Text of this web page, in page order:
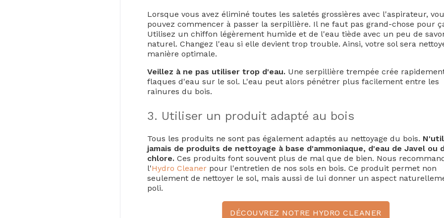
Lorsque vous avez éliminé toutes les saletés grossières avec l'aspirateur,
pouvez commencer à passer la serpillière. Il ne faut pas grand-chose pour
Utilisez un chiffon légèrement humide et de l'eau tiède avec un peu de
naturel. Changez l'eau si elle devient trop trouble. Ainsi, votre sol sera
manière optimale.
Veillez à ne pas utiliser trop d'eau. Une serpillière trempée crée
flaques d'eau sur le sol. L'eau peut alors pénétrer plus facilement entre les
rainures du bois.
3. Utiliser un produit adapté au bois
Tous les produits ne sont pas également adaptés au nettoyage du bois.
jamais de produits de nettoyage à base d'ammoniaque, d'eau de Javel ou
chlore. Ces produits font souvent plus de mal que de bien. Nous
l'Hydro Cleaner pour l'entretien de nos sols en bois. Ce produit permet non
seulement de nettoyer le sol, mais aussi de lui donner un aspect
poli.
DÉCOUVREZ NOTRE HYDRO CLEANER